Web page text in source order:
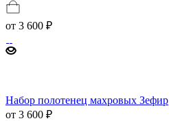
от 3 600 ₽
Набор полотенец махровых Зефир
от 3 600 ₽